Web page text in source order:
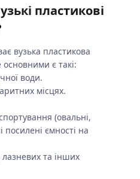
пластикові
вузька пластикова
є такі:
води.
місцях.
(овальні,
посилені ємності на
та інших